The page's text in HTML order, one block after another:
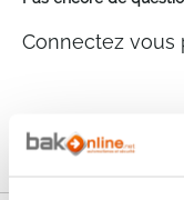
Connectez vous